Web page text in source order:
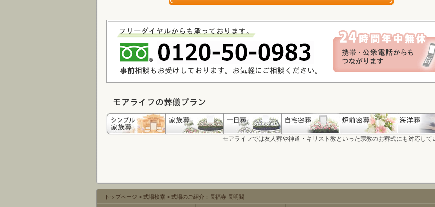
モアライフでは友人葬や神道・キリスト教といった宗教のお葬式にも対応して
トップページ > 式場検索 > 式場のご紹介：長福寺 長明閣